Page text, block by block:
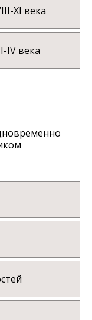
XI века
I-IV века